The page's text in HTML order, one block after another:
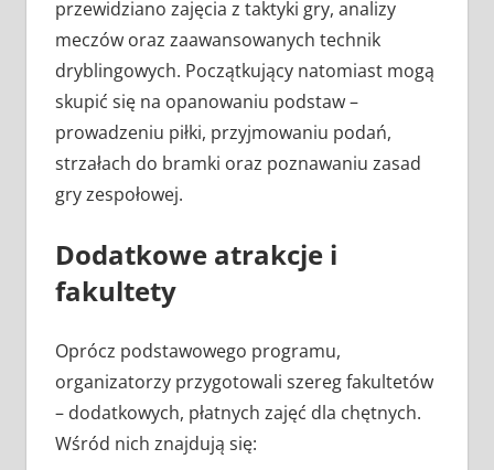
przewidziano zajęcia z taktyki gry, analizy
meczów oraz zaawansowanych technik
dryblingowych. Początkujący natomiast mogą
skupić się na opanowaniu podstaw –
prowadzeniu piłki, przyjmowaniu podań,
strzałach do bramki oraz poznawaniu zasad
gry zespołowej.
Dodatkowe atrakcje i
fakultety
Oprócz podstawowego programu,
organizatorzy przygotowali szereg fakultetów
– dodatkowych, płatnych zajęć dla chętnych.
Wśród nich znajdują się: